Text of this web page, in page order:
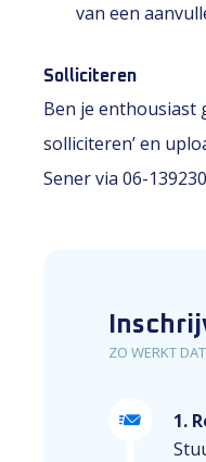
van een
Solliciteren
Ben je enthousiast
solliciteren’ en
Sener via 06-
ZO WERKT
1.